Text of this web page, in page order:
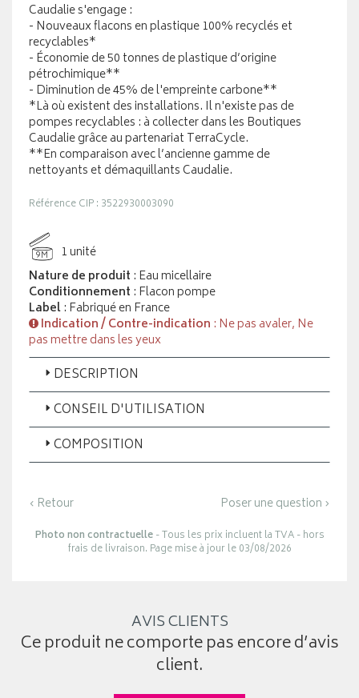
Caudalie s'engage :
- Nouveaux flacons en plastique 100% recyclés et
recyclables*
- Économie de 50 tonnes de plastique d’origine
pétrochimique**
- Diminution de 45% de l'empreinte carbone**
*Là où existent des installations. Il n'existe pas de
pompes recyclables : à collecter dans les Boutiques
Caudalie grâce au partenariat TerraCycle.
**En comparaison avec l’ancienne gamme de
nettoyants et démaquillants Caudalie.
Référence CIP : 3522930003090
9M
1 unité
Nature de produit : Eau micellaire
Conditionnement : Flacon pompe
Label: Fabriqué en France
Indication / Contre-indication : Ne pas avaler, Ne
pas mettre dans les yeux
DESCRIPTION
CONSEIL D'UTILISATION
COMPOSITION
‹ Retour Poser une question ›
Photo non contractuelle- Tous les prix incluent la TVA - hors
frais de livraison. Page mise à jour le 03/08/2026
AVIS CLIENTS
Ce produit ne comporte pas encore d’avis
client.